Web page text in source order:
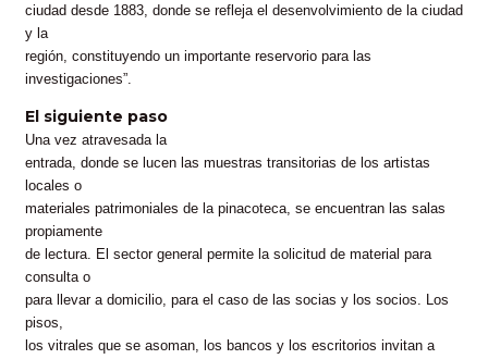
ciudad desde 1883, donde se refleja el desenvolvimiento de la ciudad
y la
región, constituyendo un importante reservorio para las
investigaciones”.
El siguiente paso
Una vez atravesada la
entrada, donde se lucen las muestras transitorias de los artistas
locales o
materiales patrimoniales de la pinacoteca, se encuentran las salas
propiamente
de lectura. El sector general permite la solicitud de material para
consulta o
para llevar a domicilio, para el caso de las socias y los socios. Los
pisos,
los vitrales que se asoman, los bancos y los escritorios invitan a